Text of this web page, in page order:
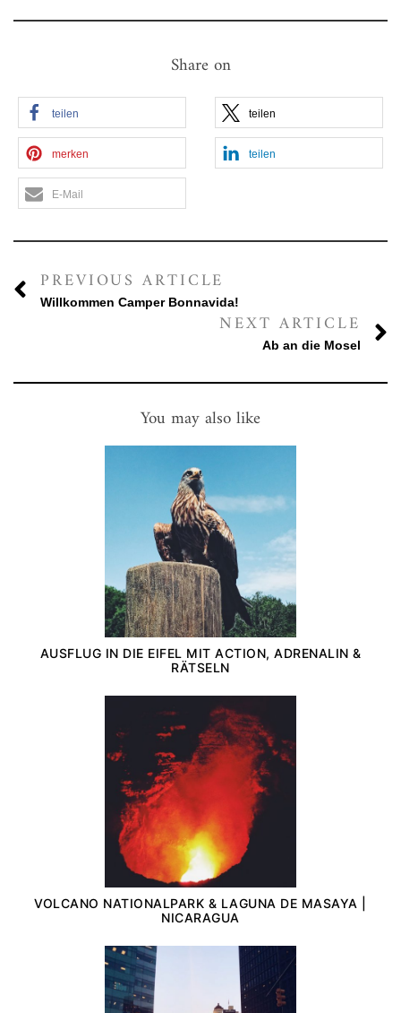
Share on
teilen teilen
merken teilen
E-Mail
PREVIOUS ARTICLE
Willkommen Camper Bonnavida!
NEXT ARTICLE
Ab an die Mosel
You may also like
AUSFLUG IN DIE EIFEL MIT ACTION, ADRENALIN &
RÄTSELN
VOLCANO NATIONALPARK & LAGUNA DE MASAYA |
NICARAGUA